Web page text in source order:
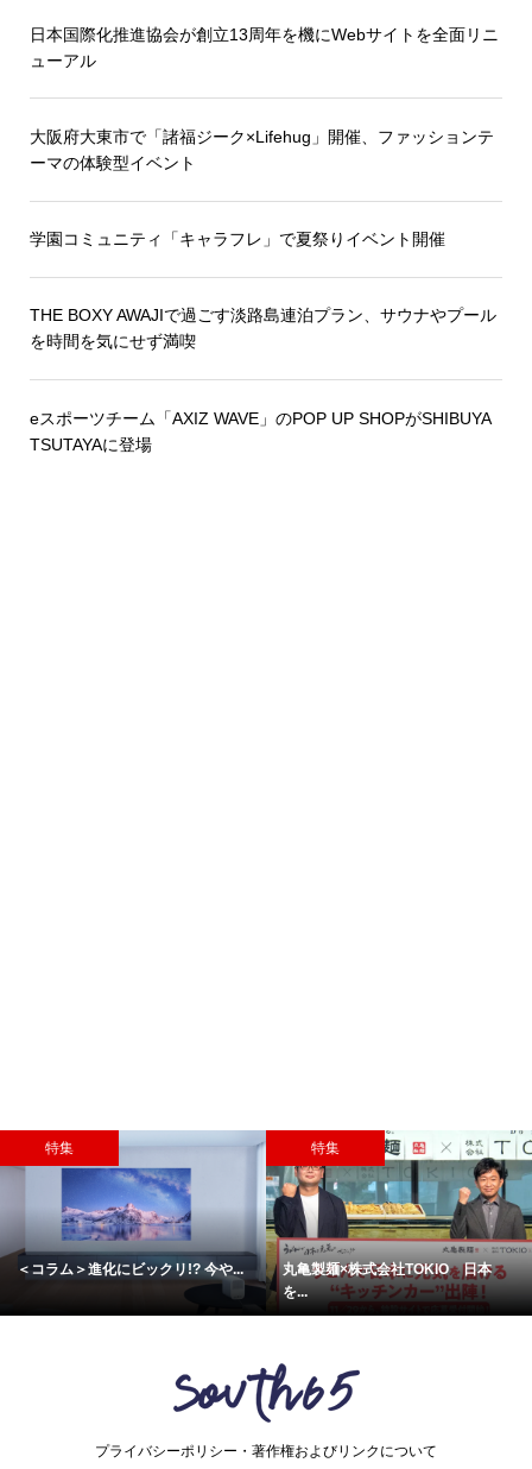
日本国際化推進協会が創立13周年を機にWebサイトを全面リニ
ューアル
大阪府大東市で「諸福ジーク×Lifehug」開催、ファッションテ
ーマの体験型イベント
学園コミュニティ「キャラフレ」で夏祭りイベント開催
THE BOXY AWAJIで過ごす淡路島連泊プラン、サウナやプール
を時間を気にせず満喫
eスポーツチーム「AXIZ WAVE」のPOP UP SHOPがSHIBUYA
TSUTAYAに登場
製麺×株式会社TOKIO 日本
日本酒の香りがリラックス効果を...
プライバシーポリシー・著作権およびリンクについて